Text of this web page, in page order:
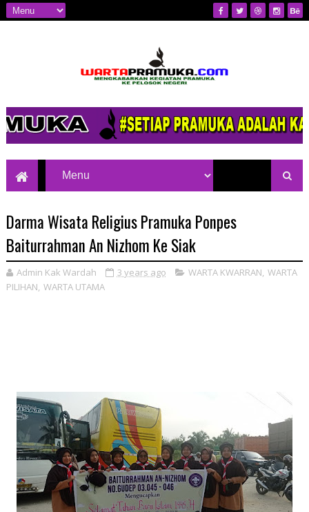
Pelosok Negeri
Darma Wisata Religius Pramuka Ponpes
Baiturrahman An Nizhom Ke Siak
Admin Kak Wardah 3 years ago WARTA KWARRAN, WARTA
PILIHAN, WARTA UTAMA